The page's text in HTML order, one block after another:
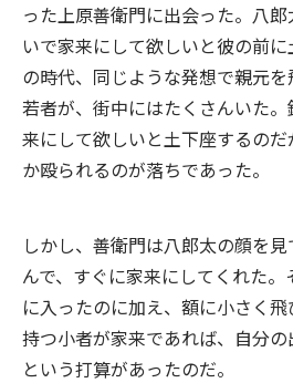
った上原善衛門に出会った。八
いで家来にして欲しいと彼の前
の時代、同じような発想で親元
若者が、街中にはたくさんいた
来にして欲しいと土下座するの
か殴られるのが落ちであった。
しかし、善衛門は八郎太の顔を
んで、すぐに家来にしてくれた
に入ったのに加え、額に小さく
持つ小者が家来であれば、自分
という打算があったのだ。